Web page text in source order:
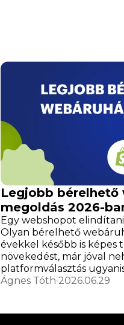
Legjobb bérelhető
megoldás 2026-
Egy webshopot
Olyan bérelhető
évekkel később is képes
növekedést, már jóval
platformválasztás
Ágnes Tóth 2026.06.29